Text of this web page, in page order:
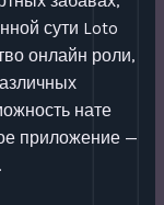
сути Loto
онлайн роли,
нате
приложение —